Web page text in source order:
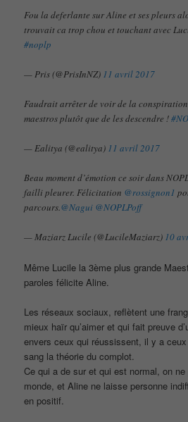
Fou la deferlante sur Aline et ses pleurs
trouvait ca trop chou et touchant avec
#noplp
— Pris (@PrisInNZ) 11 avril 2017
Faudrait arrêter de voir de la
maestros plutôt que de les descendre !
— Ealitya (@ealitya) 11 avril 2017
Beau moment d’émotion ce soir dans
failli pleurer. Félicitation @rossignon1
parcours.@Nagui @NOPLPoff
— Maziarz Lucile (@LucileMaziarz) 10
Même Lucile la 3ème plus grande
paroles félicite Aline.
Les réseaux sociaux, reflètent une
mieux haïr qu’aimer et qui fait preuve
envers ceux qui réussissent, il y a
sang la théorie du complot.
Ce qui a de sur et qui est normal, on
monde, et Aline ne laisse personne
en positif.